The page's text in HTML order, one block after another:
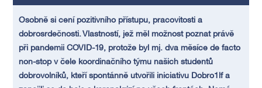
Osobně si cení pozitivního přístupu, pracovitosti a
dobrosrdečnosti. Vlastností, jež měl možnost poznat právě
při pandemii COVID-19, protože byl mj. dva měsíce de facto
non-stop v čele koordinačního týmu našich studentů
dobrovolníků, kteří spontánně utvořili iniciativu Dobro1lf a